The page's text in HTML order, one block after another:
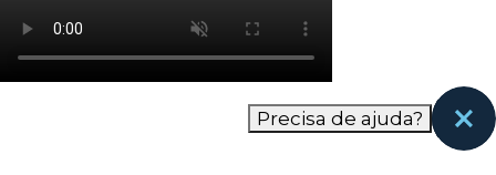
como os visitantes interagem com o site. Esses
cookies ajudam a fornecer informações sobre
as métricas do número de visitantes, taxa de
rejeição, origem do tráfego, etc.
Precisa de ajuda?